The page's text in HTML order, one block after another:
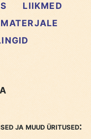
LIIKMED
ja muud üritused: